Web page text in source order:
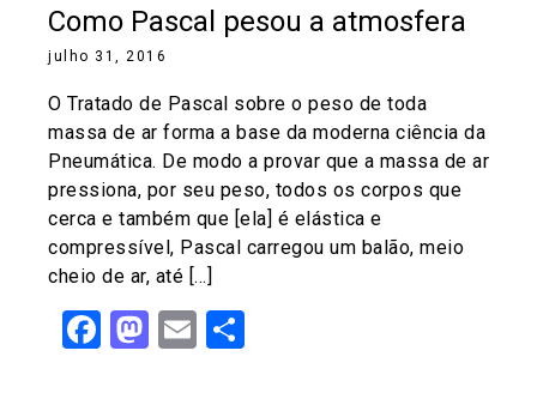
Como Pascal pesou a atmosfera
julho 31, 2016
O Tratado de Pascal sobre o peso de toda
massa de ar forma a base da moderna ciência da
Pneumática. De modo a provar que a massa de ar
pressiona, por seu peso, todos os corpos que
cerca e também que [ela] é elástica e
compressível, Pascal carregou um balão, meio
cheio de ar, até […]
Facebook
Mastodon
Email